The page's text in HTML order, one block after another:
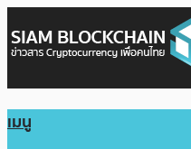
เมนู